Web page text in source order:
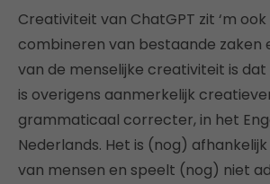
Creativiteit van ChatGPT zit ‘m
combineren van bestaande zaken
van de menselijke creativiteit is
is overigens aanmerkelijk
grammaticaal correcter, in het
Nederlands. Het is (nog)
van mensen en speelt (nog) niet